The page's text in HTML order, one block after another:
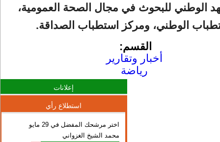
الوطني للبحوث في مجال الصحة العمومية،
الوطني، ومركز استطباب الصداقة.
القسم:
أخبار وتقارير
رياضة
إعلانات
استطلاع رأي
اختر مرشحك المفضل في 29 مايو
محمد الشيخ الغزواني